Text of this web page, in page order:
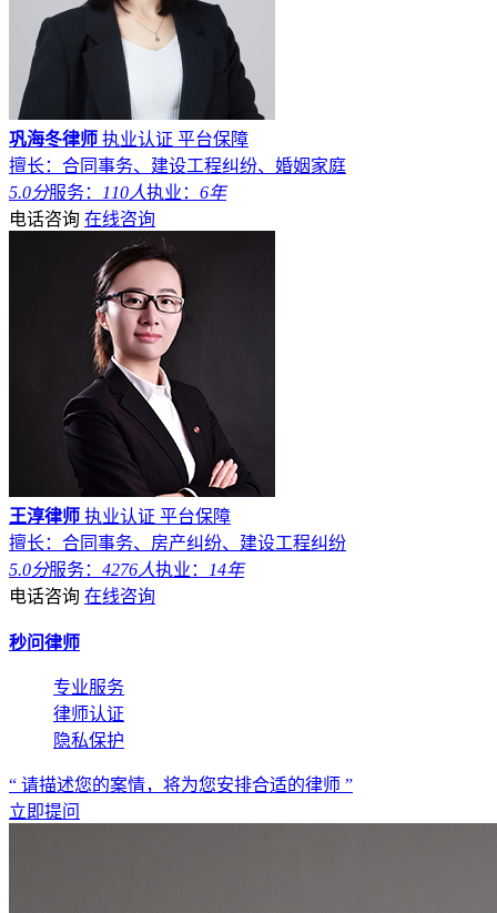
巩海冬律师 执业认证 平台保障
擅长：合同事务、建设工程纠纷、婚姻家庭
5.0分服务： 110人执业： 6年
电话咨询 在线咨询
王淳律师 执业认证 平台保障
擅长：合同事务、房产纠纷、建设工程纠纷
5.0分服务： 4276人执业：
14年
电话咨询 在线咨询
秒问律师
专业服务
律师认证
隐私保护
“ 请描述您的案情，将为您安排合适的律师 ”
立即提问